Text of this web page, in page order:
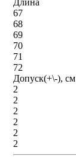
67
68
69
70
71
72
Допуск(+\-), см
2
2
2
2
2
2